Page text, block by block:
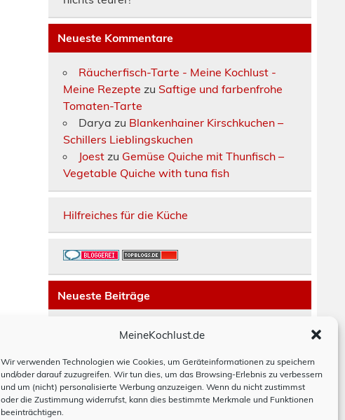
MeineKochlust.de
Wir verwenden Technologien wie Cookies, um Geräteinformationen zu speichern
und/oder darauf zuzugreifen. Wir tun dies, um das Browsing-Erlebnis zu verbessern
und um (nicht) personalisierte Werbung anzuzeigen. Wenn du nicht zustimmst
oder die Zustimmung widerrufst, kann dies bestimmte Merkmale und Funktionen
beeinträchtigen.
Neueste Kommentare
Räucherfisch-Tarte - Meine Kochlust -
Meine Rezepte zu Saftige und farbenfrohe
Tomaten-Tarte
Darya zu Blankenhainer Kirschkuchen –
Schillers Lieblingskuchen
Joest zu Gemüse Quiche mit Thunfisch –
Vegetable Quiche with tuna fish
Hilfreiches für die Küche
Neueste Beiträge
Räucherfisch-Tarte
Paella mit Chorizo, Hackbällchen und
Bohnen
Moussaka